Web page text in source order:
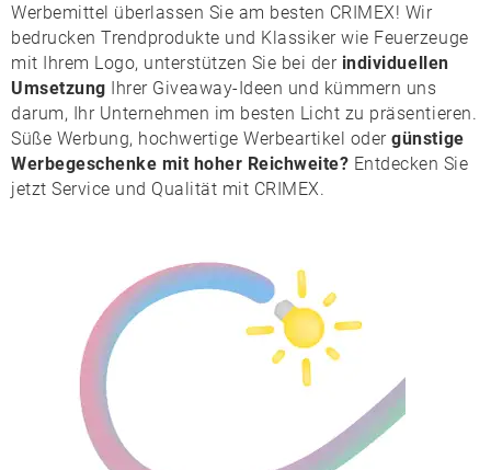
Werbemittel überlassen Sie am besten CRIMEX! Wir
bedrucken Trendprodukte und Klassiker wie Feuerzeuge
mit Ihrem Logo, unterstützen Sie bei der individuellen
Umsetzung Ihrer Giveaway-Ideen und kümmern uns
darum, Ihr Unternehmen im besten Licht zu präsentieren.
Süße Werbung, hochwertige Werbeartikel odergünstige
Werbegeschenke mit hoher Reichweite? Entdecken Sie
jetzt Service und Qualität mit CRIMEX.